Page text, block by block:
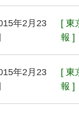
年2月23
[ 東
報 ]
年2月23
[ 東
報 ]